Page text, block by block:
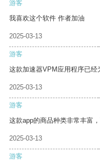
游客
我喜欢这个软件 作者加油
2025-03-13
游客
这款加速器VPM应用程序已经
2025-03-13
游客
这款app的商品种类非常丰富
2025-03-13
游客